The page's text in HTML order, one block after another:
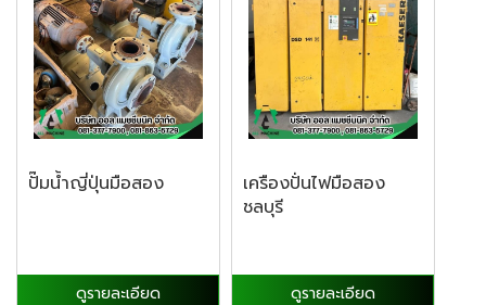
ปั๊มน้ำญี่ปุ่นมือสอง
ดูรายละเอียด
เครืองปั่นไฟมือสอง
ชลบุรี
ดูรายละเอียด